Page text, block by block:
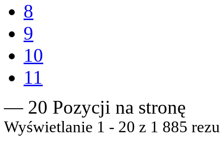
8
9
10
11
— 20 Pozycji na stronę
Wyświetlanie 1 - 20 z 1 885